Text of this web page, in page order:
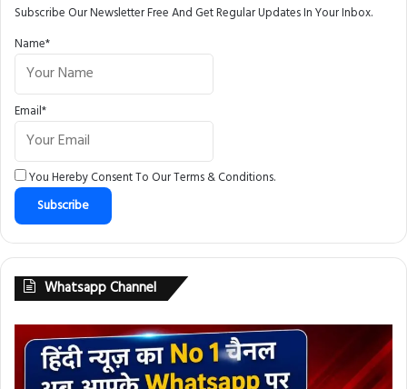
Subscribe Our Newsletter Free And Get Regular Updates In Your Inbox.
Name*
Email*
You Hereby Consent To OurTerms & Conditions.
Whatsapp Channel